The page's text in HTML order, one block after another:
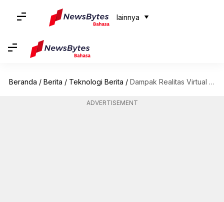
lainnya
Beranda / Berita / Teknologi Berita / Dampak Realitas Virtual pada Startup Teknologi Indonesia
ADVERTISEMENT